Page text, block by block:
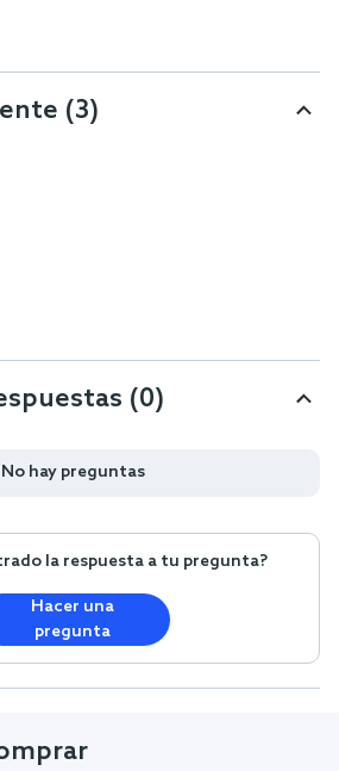
(3)
(0)
No hay preguntas
la respuesta a tu pregunta?
Hacer una
pregunta